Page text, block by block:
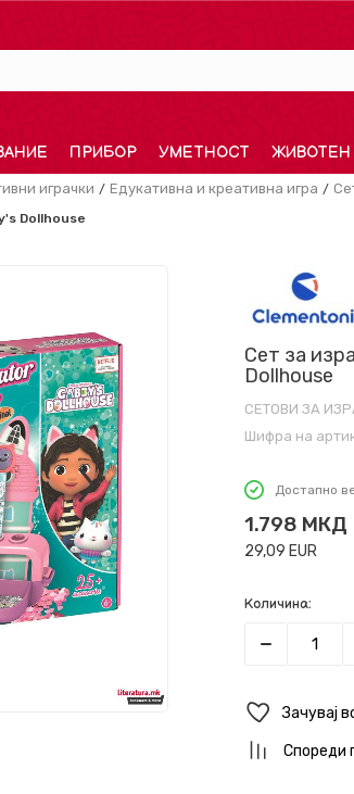
ПРИБОР УМЕТНОСТ ЖИВОТЕН
играчки Едукативна и креативна игра
Dollhouse
Сет за
Dollhouse
СЕТОВИ ЗА
Шифра на
Достапно
1.798 МКД
29,09 EUR
Количина:
Зачувај
Спореди